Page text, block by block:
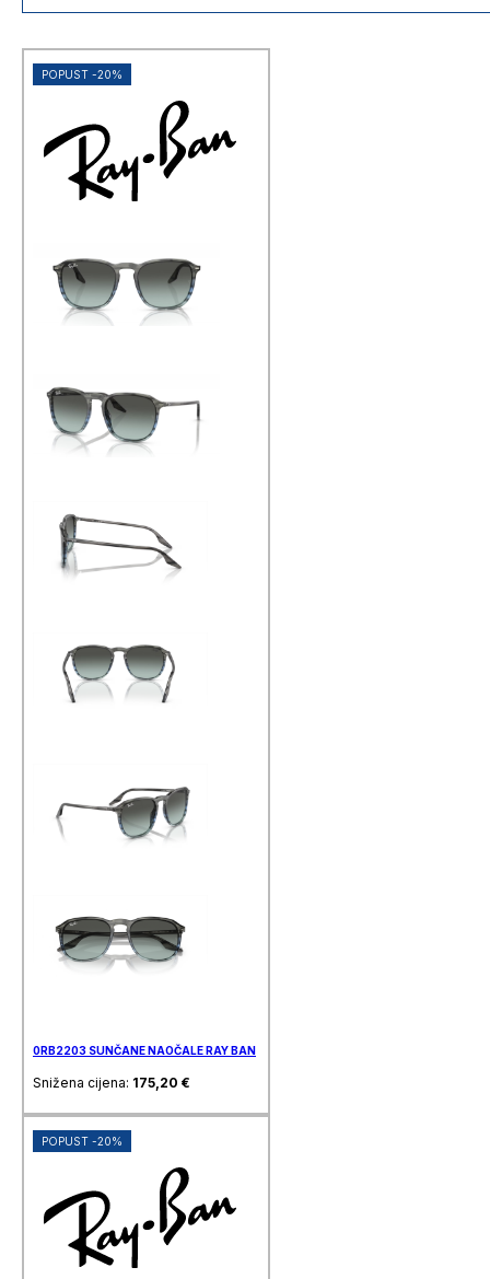
mjestu
100+ poslovnica diljem Hrvatske
brza dostava za narudžbe s
POPUST -20%
0RB2203 SUNČANE NAOČALE RAY BAN
Snižena cijena: 175,20 €
POPUST -20%